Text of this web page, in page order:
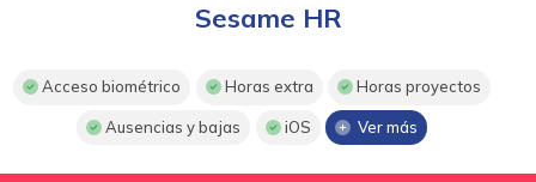
Sesame HR
Acceso biométrico Horas extra Horas proyectos
Ausencias y bajas iOS Ver más